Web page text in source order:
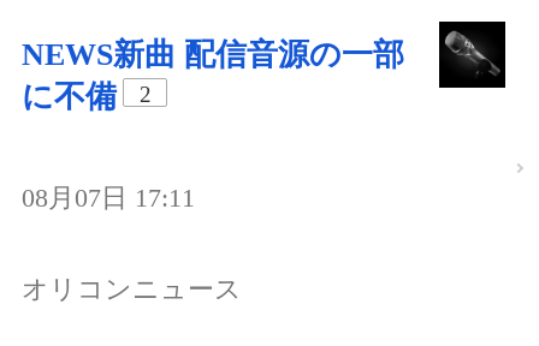
NEWS新曲 配信音源の一部
に不備
2
08月07日 17:11
オリコンニュース